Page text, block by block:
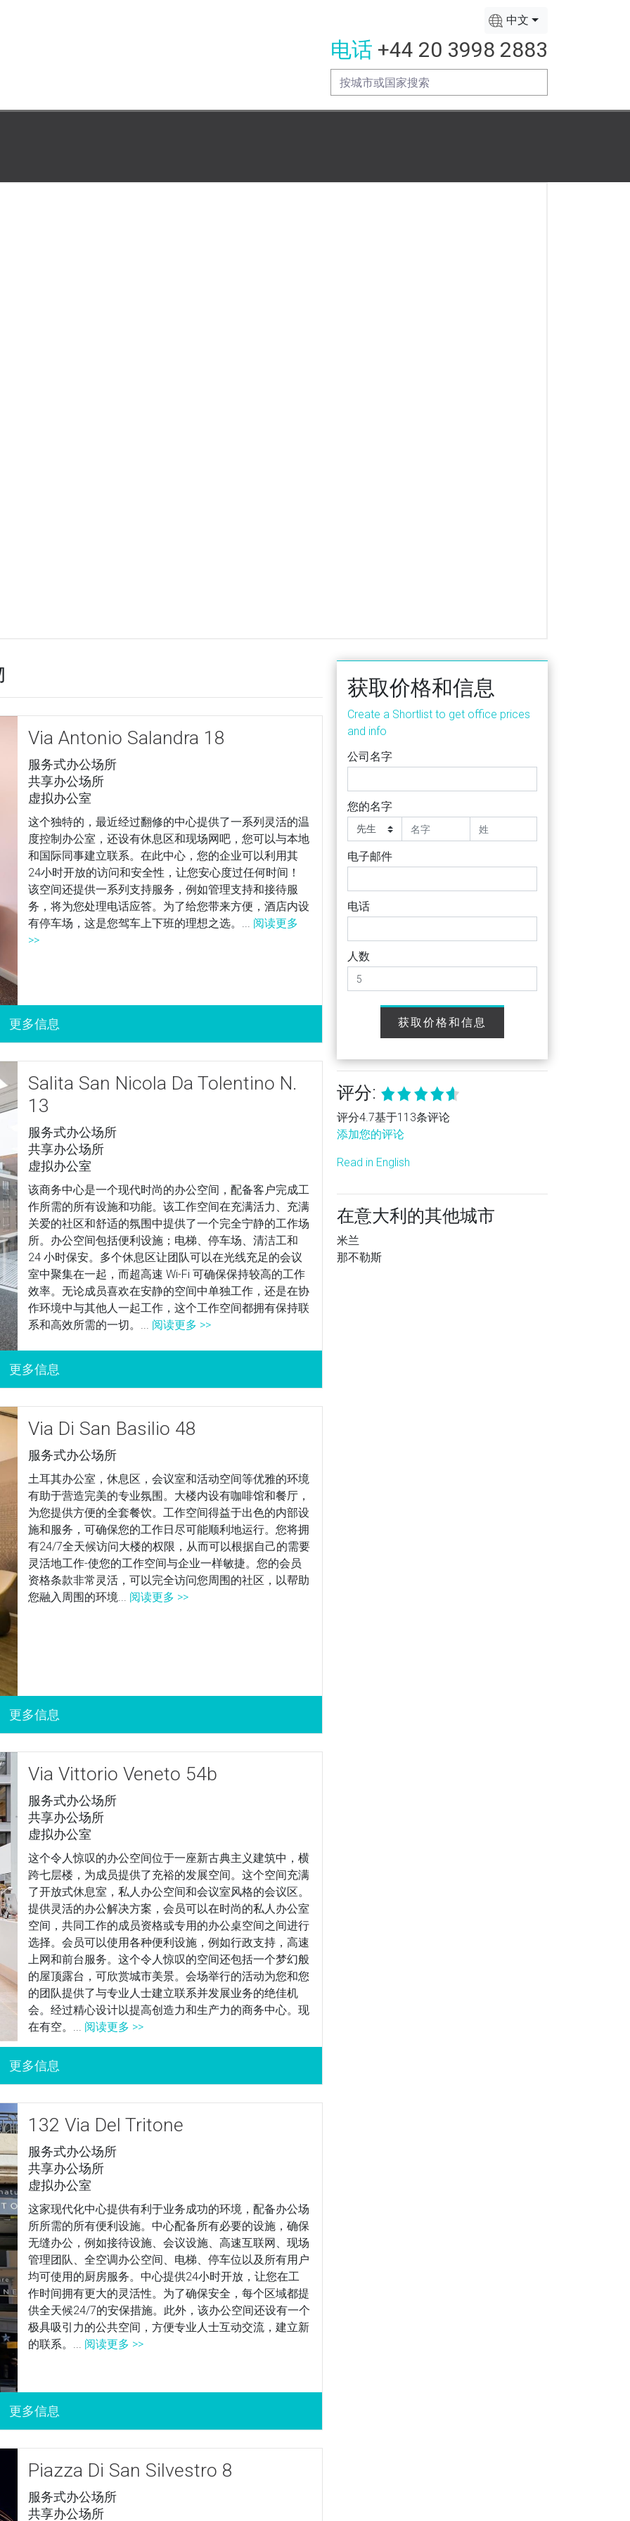
中文
电话 +44 20 3998 2883
Via Antonio Salandra 18
服务式办公场所
共享办公场所
虚拟办公室
这个独特的，最近经过翻修的中心提供了一系列灵活的温
度控制办公室，还设有休息区和现场网吧，您可以与本地
和国际同事建立联系。在此中心，您的企业可以利用其
24小时开放的访问和安全性，让您安心度过任何时间！
该空间还提供一系列支持服务，例如管理支持和接待服
务，将为您处理电话应答。为了给您带来方便，酒店内设
有停车场，这是您驾车上下班的理想之选。... 阅读更多
>>
Salita San Nicola Da Tolentino N.
13
服务式办公场所
共享办公场所
虚拟办公室
该商务中心是一个现代时尚的办公空间，配备客户完成工
作所需的所有设施和功能。该工作空间在充满活力、充满
关爱的社区和舒适的氛围中提供了一个完全宁静的工作场
所。办公空间包括便利设施；电梯、停车场、清洁工和
24 小时保安。多个休息区让团队可以在光线充足的会议
室中聚集在一起，而超高速 Wi-Fi 可确保保持较高的工作
效率。无论成员喜欢在安静的空间中单独工作，还是在协
作环境中与其他人一起工作，这个工作空间都拥有保持联
系和高效所需的一切。... 阅读更多 >>
Via Di San Basilio 48
服务式办公场所
土耳其办公室，休息区，会议室和活动空间等优雅的环境
有助于营造完美的专业氛围。大楼内设有咖啡馆和餐厅，
为您提供方便的全套餐饮。工作空间得益于出色的内部设
施和服务，可确保您的工作日尽可能顺利地运行。您将拥
有24/7全天候访问大楼的权限，从而可以根据自己的需要
灵活地工作-使您的工作空间与企业一样敏捷。您的会员
资格条款非常灵活，可以完全访问您周围的社区，以帮助
您融入周围的环境... 阅读更多 >>
Via Vittorio Veneto 54b
服务式办公场所
共享办公场所
虚拟办公室
这个令人惊叹的办公空间位于一座新古典主义建筑中，横
跨七层楼，为成员提供了充裕的发展空间。这个空间充满
了开放式休息室，私人办公空间和会议室风格的会议区。
提供灵活的办公解决方案，会员可以在时尚的私人办公室
空间，共同工作的成员资格或专用的办公桌空间之间进行
选择。会员可以使用各种便利设施，例如行政支持，高速
上网和前台服务。这个令人惊叹的空间还包括一个梦幻般
的屋顶露台，可欣赏城市美景。会场举行的活动为您和您
的团队提供了与专业人士建立联系并发展业务的绝佳机
会。经过精心设计以提高创造力和生产力的商务中心。现
在有空。... 阅读更多 >>
132 Via Del Tritone
服务式办公场所
共享办公场所
虚拟办公室
这家现代化中心提供有利于业务成功的环境，配备办公场
所所需的所有便利设施。中心配备所有必要的设施，确保
无缝办公，例如接待设施、会议设施、高速互联网、现场
管理团队、全空调办公空间、电梯、停车位以及所有用户
均可使用的厨房服务。中心提供24小时开放，让您在工
作时间拥有更大的灵活性。为了确保安全，每个区域都提
供全天候24/7的安保措施。此外，该办公空间还设有一个
极具吸引力的公共空间，方便专业人士互动交流，建立新
的联系。... 阅读更多 >>
Piazza Di San Silvestro 8
服务式办公场所
共享办公场所
获取价格和信息
Create a Shortlist to get office prices
and info
公司名字
您的名字
电子邮件
电话
人数
获取价格和信息
评分:
评分4.7基于113条评论
添加您的评论
Read in English
在意大利的其他城市
米兰
那不勒斯